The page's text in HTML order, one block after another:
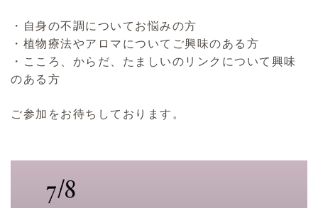
・自身の不調についてお悩みの方
・植物療法やアロマについてご興味のある方
・こころ、からだ、たましいのリンクについて興味
のある方
ご参加をお待ちしております。